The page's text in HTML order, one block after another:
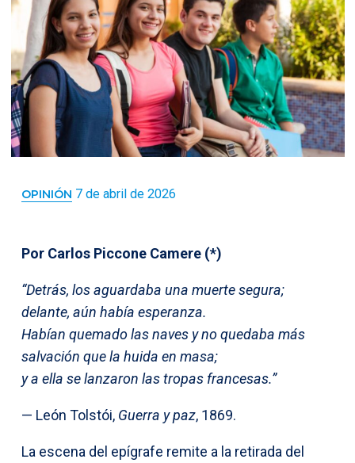
OPINIÓN 7 de abril de 2026
Por Carlos Piccone Camere (*)
“Detrás, los aguardaba una muerte segura;
delante, aún había esperanza.
Habían quemado las naves y no quedaba más
salvación que la huida en masa;
y a ella se lanzaron las tropas francesas.”
— León Tolstói, Guerra y paz, 1869.
La escena del epígrafe remite a la retirada del